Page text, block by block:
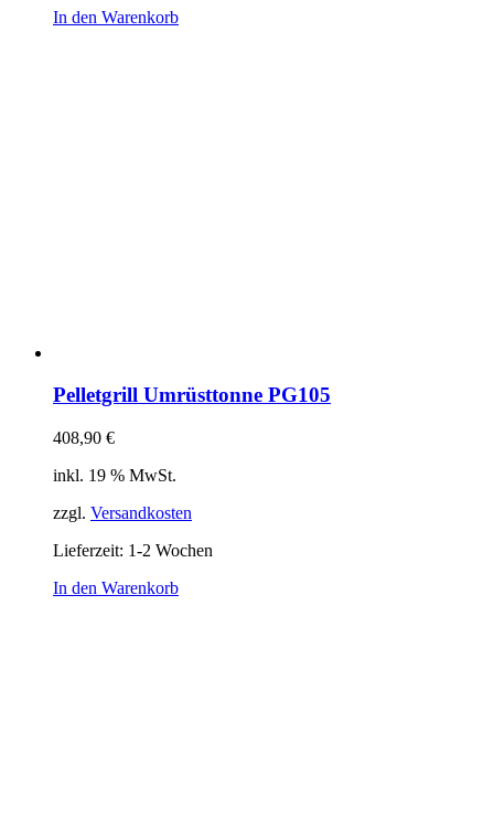
In den Warenkorb
Pelletgrill Umrüsttonne PG105
408,90 €
inkl. 19 % MwSt.
zzgl. Versandkosten
Lieferzeit: 1-2 Wochen
In den Warenkorb